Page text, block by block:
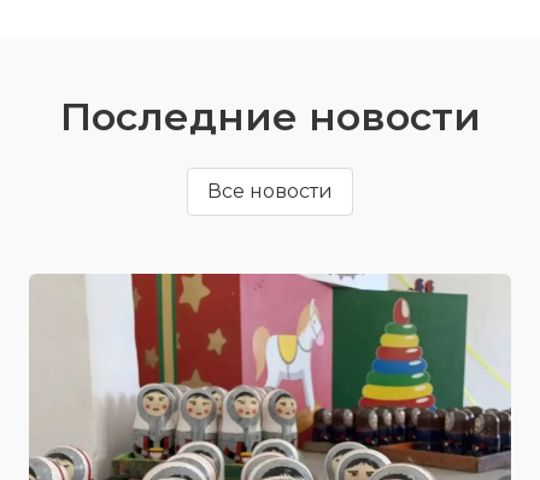
Последние новости
Все новости